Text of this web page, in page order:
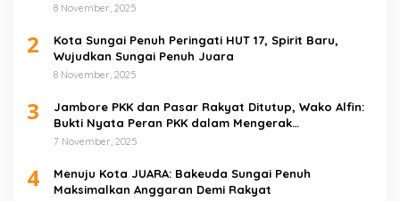
8 November, 2025
2
Kota Sungai Penuh Peringati HUT 17, Spirit Baru,
Wujudkan Sungai Penuh Juara
8 November, 2025
3
Jambore PKK dan Pasar Rakyat Ditutup, Wako Alfin:
Bukti Nyata Peran PKK dalam Mengerak
Perekonomian Masyarakat
7 November, 2025
4
Menuju Kota JUARA: Bakeuda Sungai Penuh
Maksimalkan Anggaran Demi Rakyat